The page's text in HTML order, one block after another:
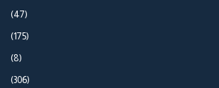
(47)
(175)
(8)
(306)